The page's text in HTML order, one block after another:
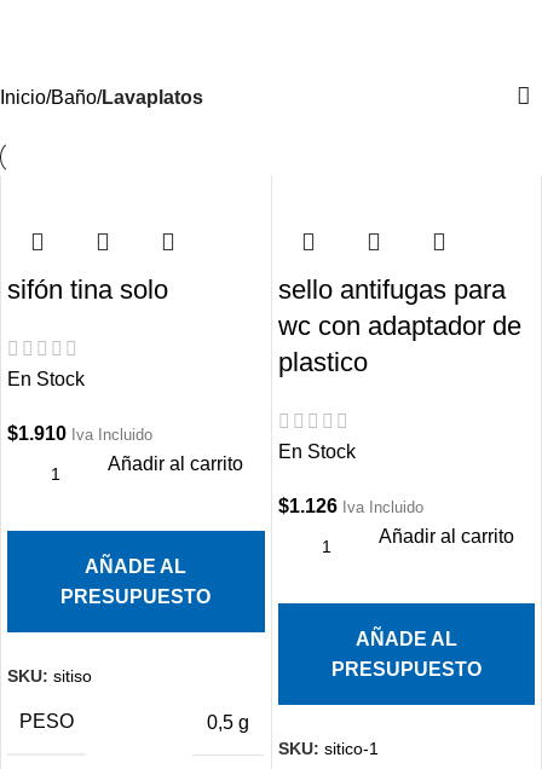
Inicio Baño Lavaplatos
sifón tina solo
En Stock
$1.910 Iva Incluido
Añadir al carrito
AÑADE AL
PRESUPUESTO
SKU: sitiso
PESO 0,5 g
sello antifugas para
wc con adaptador de
plastico
En Stock
$1.126 Iva Incluido
Añadir al carrito
AÑADE AL
PRESUPUESTO
SKU: sitico-1